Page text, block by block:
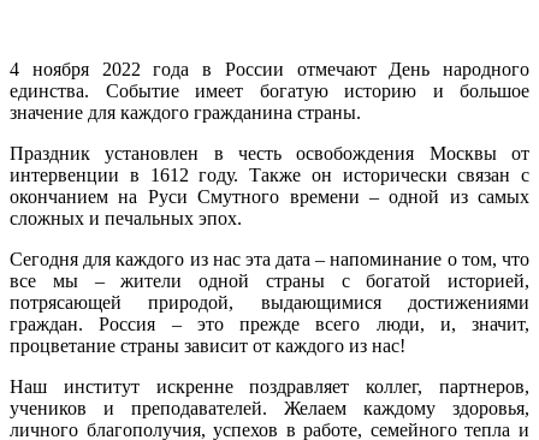
4 ноября 2022 года в России отмечают День народного
единства. Событие имеет богатую историю и большое
значение для каждого гражданина страны.
Праздник установлен в честь освобождения Москвы от
интервенции в 1612 году. Также он исторически связан с
окончанием на Руси Смутного времени – одной из самых
сложных и печальных эпох.
Сегодня для каждого из нас эта дата – напоминание о том, что
все мы – жители одной страны с богатой историей,
потрясающей природой, выдающимися достижениями
граждан. Россия – это прежде всего люди, и, значит,
процветание страны зависит от каждого из нас!
Наш институт искренне поздравляет коллег, партнеров,
учеников и преподавателей. Желаем каждому здоровья,
личного благополучия, успехов в работе, семейного тепла и